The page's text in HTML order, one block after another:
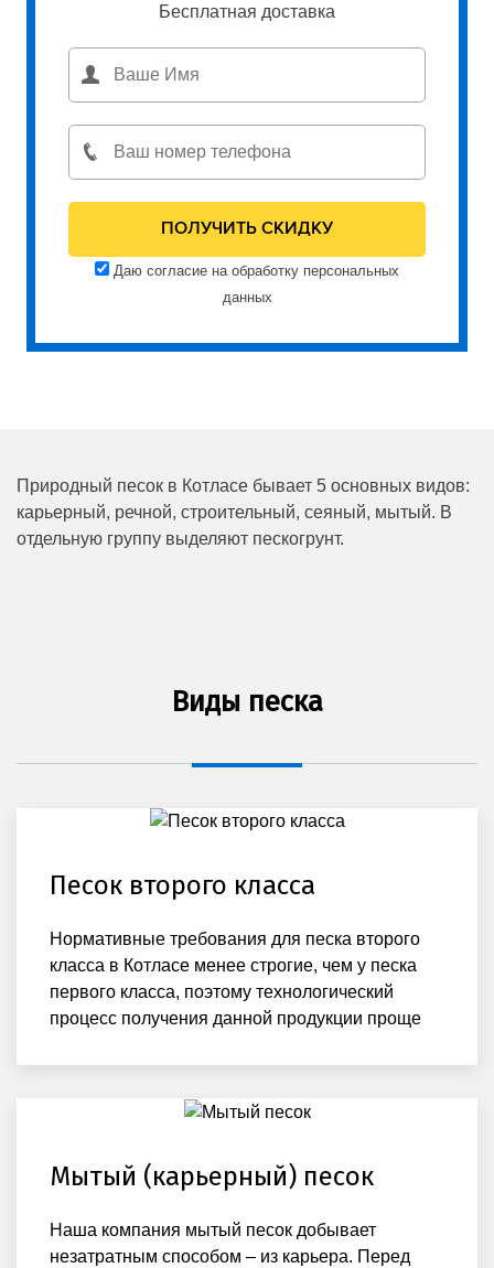
Бесплатная доставка
Даю согласие на обработку персональных
данных
Природный песок в Котласе бывает 5 основных видов:
карьерный, речной, строительный, сеяный, мытый. В
отдельную группу выделяют пескогрунт.
Виды песка
Песок второго класса
Нормативные требования для песка второго
класса в Котласе менее строгие, чем у песка
первого класса, поэтому технологический
процесс получения данной продукции проще
Мытый (карьерный) песок
Наша компания мытый песок добывает
незатратным способом – из карьера. Перед